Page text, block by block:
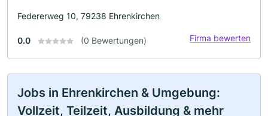
Federerweg 10, 79238 Ehrenkirchen
0.0 (0 Bewertungen) Firma bewerten
Jobs in Ehrenkirchen & Umgebung:
Vollzeit, Teilzeit, Ausbildung & mehr